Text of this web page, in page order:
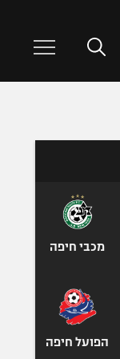
מכבי חיפה
הפועל חיפה